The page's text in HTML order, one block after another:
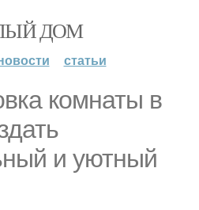
ДОМ
статьи
комнаты в
и уютный